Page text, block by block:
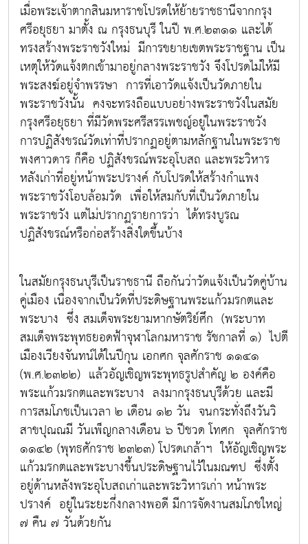
เมื่อพระเจ้าตากสินมหาราชโปรดให้ย้ายราชธานีจากกรุง
ศรีอยุธยา มาตั้ง ณ กรุงธนบุรี ในปี พ.ศ.๒๓๑๑ และได้
ทรงสร้างพระราชวังใหม่ มีการขยายเขตพระราชฐาน เป็น
เหตุให้วัดแจ้งตกเข้ามาอยู่กลางพระราชวัง จึงโปรดไม่ให้มี
พระสงฆ์อยู่จำพรรษา การที่เอาวัดแจ้งเป็นวัดภายใน
พระราชวังนั้น คงจะทรงถือแบบอย่างพระราชวังในสมัย
กรุงศรีอยุธยา ที่มีวัดพระศรีสรรเพชญ์อยู่ในพระราชวัง
การปฏิสังขรณ์วัดเท่าที่ปรากฏอยู่ตามหลักฐานในพระราช
พงศาวดาร ก็คือ ปฏิสังขรณ์พระอุโบสถ และพระวิหาร
หลังเก่าที่อยู่หน้าพระปรางค์ กับโปรดให้สร้างกำแพง
พระราชวังโอบล้อมวัด เพื่อให้สมกับที่เป็นวัดภายใน
พระราชวัง แต่ไม่ปรากฏรายการว่า ได้ทรงบูรณ
ปฏิสังขรณ์หรือก่อสร้างสิ่งใดขึ้นบ้าง
ในสมัยกรุงธนบุรีเป็นราชธานี ถือกันว่าวัดแจ้งเป็นวัดคู่บ้าน
คู่เมือง เนื่องจากเป็นวัดที่ประดิษฐานพระแก้วมรกตและ
พระบาง ซึ่ง สมเด็จพระยามหากษัตริย์ศึก (พระบาท
สมเด็จพระพุทธยอดฟ้าจุฬาโลกมหาราช รัชกาลที่ ๑) ไปตี
เมืองเวียงจันทน์ได้ในปีกุน เอกศก จุลศักราช ๑๑๔๑
(พ.ศ.๒๓๒๒) แล้วอัญเชิญพระพุทธรูปสำคัญ ๒ องค์คือ
พระแก้วมรกตและพระบาง ลงมากรุงธนบุรีด้วย และมี
การสมโภชเป็นเวลา ๒ เดือน ๑๒ วัน จนกระทั่งถึงวันวิ
สาขปุณณมี วันเพ็ญกลางเดือน ๖ ปีชวด โทศก จุลศักราช
๑๑๔๒ (พุทธศักราช ๒๓๒๓) โปรดเกล้าฯ ให้อัญเชิญพระ
แก้วมรกตและพระบางขึ้นประดิษฐานไว้ในมณฑป ซึ่งตั้ง
อยู่ด้านหลังพระอุโบสถเก่าและพระวิหารเก่า หน้าพระ
ปรางค์ อยู่ในระยะกึ่งกลางพอดี มีการจัดงานสมโภชใหญ่
๗ คืน ๗ วันด้วยกัน